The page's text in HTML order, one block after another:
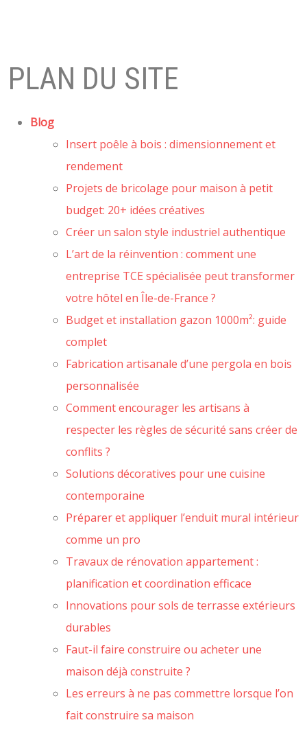
PLAN DU SITE
Blog
Insert poêle à bois : dimensionnement et
rendement
Projets de bricolage pour maison à petit
budget: 20+ idées créatives
Créer un salon style industriel authentique
L’art de la réinvention : comment une
entreprise TCE spécialisée peut transformer
votre hôtel en Île-de-France ?
Budget et installation gazon 1000m²: guide
complet
Fabrication artisanale d’une pergola en bois
personnalisée
Comment encourager les artisans à
respecter les règles de sécurité sans créer de
conflits ?
Solutions décoratives pour une cuisine
contemporaine
Préparer et appliquer l’enduit mural intérieur
comme un pro
Travaux de rénovation appartement :
planification et coordination efficace
Innovations pour sols de terrasse extérieurs
durables
Faut-il faire construire ou acheter une
maison déjà construite ?
Les erreurs à ne pas commettre lorsque l’on
fait construire sa maison